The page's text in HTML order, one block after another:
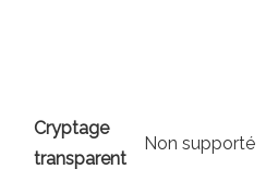
Cryptage
transparent
Non supporté